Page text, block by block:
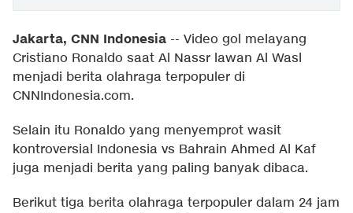
Jakarta, CNN Indonesia -- Video gol melayang
Cristiano Ronaldo saat Al Nassr lawan Al Wasl
menjadi berita olahraga terpopuler di
CNNIndonesia.com.
Selain itu Ronaldo yang menyemprot wasit
kontroversial Indonesia vs Bahrain Ahmed Al Kaf
juga menjadi berita yang paling banyak dibaca.
Berikut tiga berita olahraga terpopuler dalam 24 jam